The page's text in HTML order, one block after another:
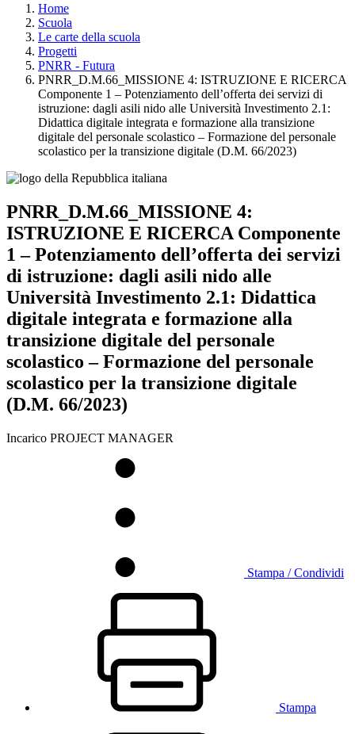
Home
Scuola
Le carte della scuola
Progetti
PNRR - Futura
PNRR_D.M.66_MISSIONE 4: ISTRUZIONE E RICERCA
Componente 1 – Potenziamento dell’offerta dei servizi di
istruzione: dagli asili nido alle Università Investimento 2.1:
Didattica digitale integrata e formazione alla transizione
digitale del personale scolastico – Formazione del personale
scolastico per la transizione digitale (D.M. 66/2023)
PNRR_D.M.66_MISSIONE 4:
ISTRUZIONE E RICERCA Componente
1 – Potenziamento dell’offerta dei servizi
di istruzione: dagli asili nido alle
Università Investimento 2.1: Didattica
digitale integrata e formazione alla
transizione digitale del personale
scolastico – Formazione del personale
scolastico per la transizione digitale
(D.M. 66/2023)
Incarico PROJECT MANAGER
Stampa / Condividi
Stampa